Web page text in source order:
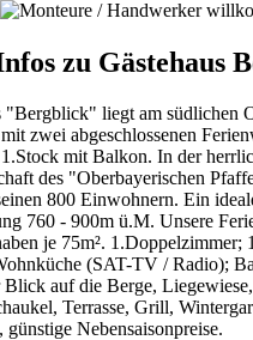
zu Gästehaus
"Bergblick" liegt am südlichen
zwei abgeschlossenen
mit Balkon. In der
des "Oberbayerischen
800 Einwohnern. Ein
760 - 900m ü.M. Unsere
je 75m². 1.Doppelzimmer;
(SAT-TV / Radio);
auf die Berge,
Terrasse, Grill,
Nebensaisonpreise.